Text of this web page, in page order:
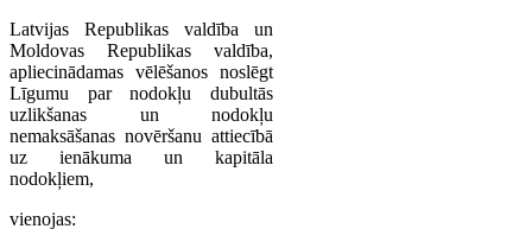
Latvijas Republikas valdība un
Moldovas Republikas valdība,
apliecinādamas vēlēšanos noslēgt
Līgumu par nodokļu dubultās
uzlikšanas un nodokļu
nemaksāšanas novēršanu attiecībā
uz ienākuma un kapitāla
nodokļiem,
vienojas: